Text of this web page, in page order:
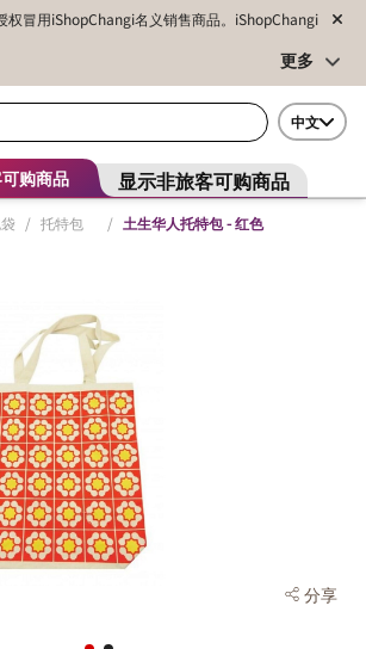
权冒用iShopChangi名义销售商品。iShopChangi
更多
中文
购商品 显示非旅客可购商品
/ 托特包 / 土生华人托特包 - 红色
分享